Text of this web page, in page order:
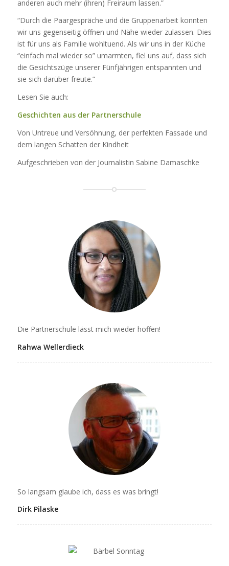
anderen auch mehr (ihren) Freiraum lassen.”
“Durch die Paargespräche und die Gruppenarbeit konnten
wir uns gegenseitig öffnen und Nähe wieder zulassen. Dies
ist für uns als Familie wohltuend. Als wir uns in der Küche
“einfach mal wieder so” umarmten, fiel uns auf, dass sich
die Gesichtszüge unserer Fünfjährigen entspannten und
sie sich darüber freute.”
Lesen Sie auch:
Geschichten aus der Partnerschule
Von Untreue und Versöhnung, der perfekten Fassade und
dem langen Schatten der Kindheit
Aufgeschrieben von der Journalistin Sabine Damaschke
Die Partnerschule lässt mich wieder hoffen!
Rahwa Wellerdieck
So langsam glaube ich, dass es was bringt!
Dirk Pilaske